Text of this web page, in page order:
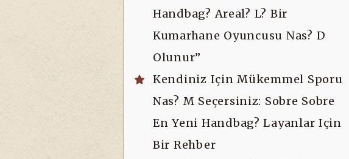
Handbag? Areal? L? Bir
Kumarhane Oyuncusu Nas? D
Olunur”
Kendiniz Için Mükemmel Sporu
Nas? M Seçersiniz: Sobre Sobre
En Yeni Handbag? Layanlar Için
Bir Rehber